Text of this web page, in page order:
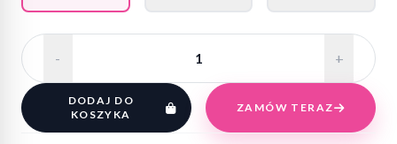
- +
DODAJ DO
KOSZYKA
ZAMÓW TERAZ